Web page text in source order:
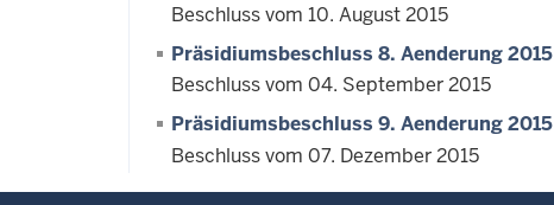
Beschluss vom 10. August 2015
Präsidiumsbeschluss 8. Aenderung 2015
Beschluss vom 04. September 2015
Präsidiumsbeschluss 9. Aenderung 2015
Beschluss vom 07. Dezember 2015